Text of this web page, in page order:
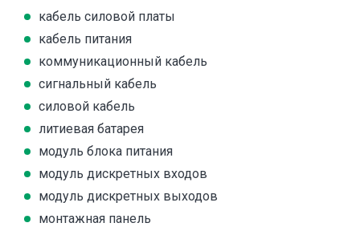
кабель силовой платы
кабель питания
коммуникационный кабель
сигнальный кабель
силовой кабель
литиевая батарея
модуль блока питания
модуль дискретных входов
модуль дискретных выходов
монтажная панель